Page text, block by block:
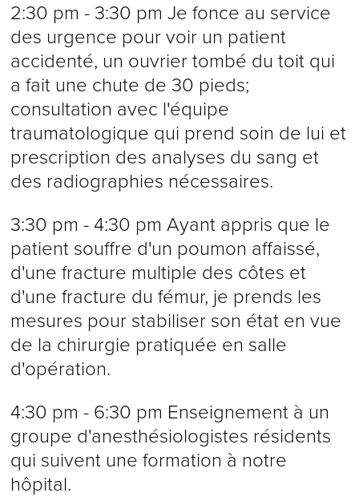
2:30 pm - 3:30 pm Je fonce au service
des urgence pour voir un patient
accidenté, un ouvrier tombé du toit qui
a fait une chute de 30 pieds;
consultation avec l'équipe
traumatologique qui prend soin de lui et
prescription des analyses du sang et
des radiographies nécessaires.
3:30 pm - 4:30 pm Ayant appris que le
patient souffre d'un poumon affaissé,
d'une fracture multiple des côtes et
d'une fracture du fémur, je prends les
mesures pour stabiliser son état en vue
de la chirurgie pratiquée en salle
d'opération.
4:30 pm - 6:30 pm Enseignement à un
groupe d'anesthésiologistes résidents
qui suivent une formation à notre
hôpital.